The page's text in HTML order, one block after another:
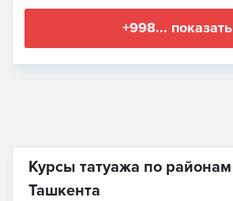
+998... показать
Курсы татуажа по районам
Ташкента